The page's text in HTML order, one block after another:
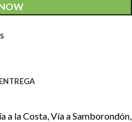
a la Costa, Vía a Samborondón,